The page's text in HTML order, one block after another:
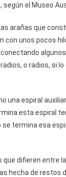
el Museo
arañas que
con unos pocos
o radios, si
una espiral
esta espiral
termina esa
difieren entre
hecha de restos